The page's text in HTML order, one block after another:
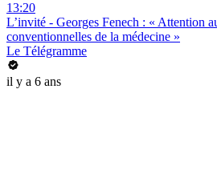
13:20
L’invité - Georges Fenech : « Attention
conventionnelles de la médecine »
Le Télégramme
il y a 6 ans